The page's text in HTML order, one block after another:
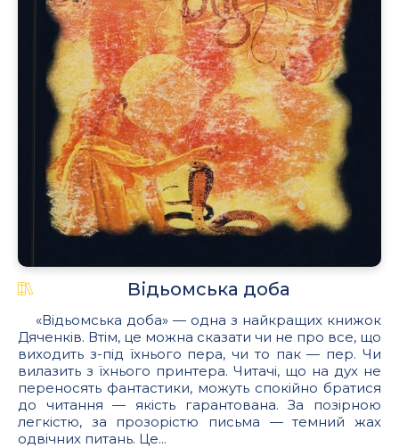
Відьомська доба
«Відьомська доба» — одна з найкращих книжок
Дяченків. Втім, це можна сказати чи не про все, що
виходить з-під їхнього пера, чи то пак — пер. Чи
вилазить з їхнього принтера. Читачі, що на дух не
переносять фантастики, можуть спокійно братися
до читання — якість гарантована. За позірною
легкістю, за прозорістю письма — темний жах
одвічних питань. Це...